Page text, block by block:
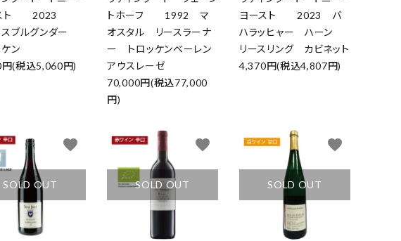
スト 2023
スブルグンダー
ケン
(税込5,060円)
トホーフ 1992 マ
オスタル リースラーナ
ー トロッケンベーレン
アウスレーゼ
70,000円(税込77,000
円)
ヨースト 2023 バ
ハラッヒャー ハーン
リースリング カビネット
4,370円(税込4,807円)
SOLD OUT
favorite
SOLD OUT
favorite
SOLD OUT
favorite